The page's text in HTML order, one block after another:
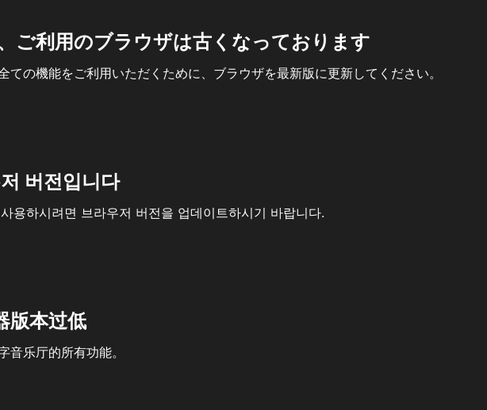
ご利用のブラウザは古くなっております
ての機能をご利用いただくために、ブラウザを最新版に更新してください。
버전입니다
용하시려면 브라우저 버전을 업데이트하시기 바랍니다.
版本过低
音乐厅的所有功能。